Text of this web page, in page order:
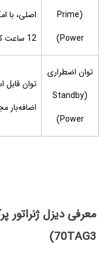
(Prime
Power)
12 ساعت کارکرد.
توان اضطراری
(Standby
Power)
توان قابل
اضافه‌بار
70TAG3)